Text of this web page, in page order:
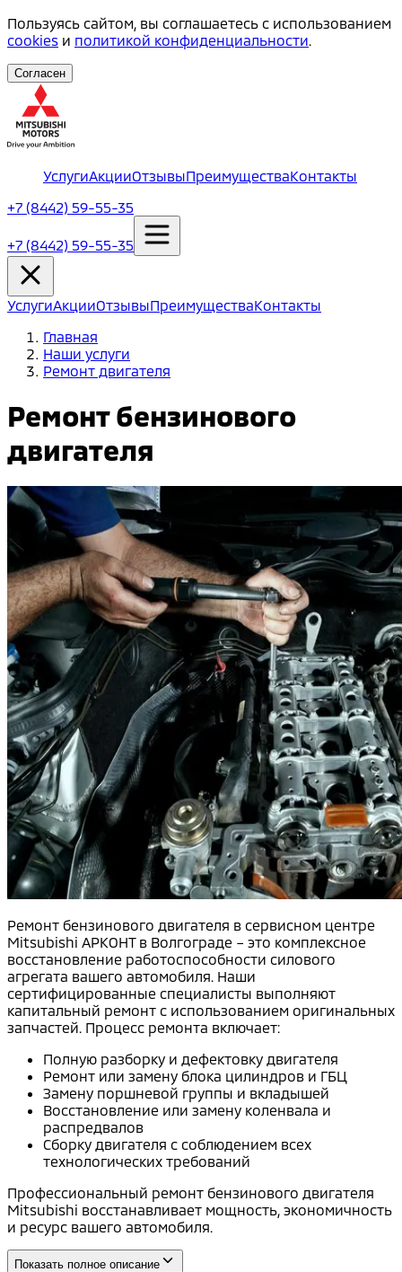
Пользуясь сайтом, вы соглашаетесь с использованием
cookies и политикой конфиденциальности.
Согласен
УслугиАкцииОтзывыПреимуществаКонтакты
+7 (8442) 59-55-35
+7 (8442) 59-55-35
УслугиАкцииОтзывыПреимуществаКонтакты
Главная
Наши услуги
Ремонт двигателя
Ремонт бензинового
двигателя
Ремонт бензинового двигателя в сервисном центре
Mitsubishi АРКОНТ в Волгограде – это комплексное
восстановление работоспособности силового
агрегата вашего автомобиля. Наши
сертифицированные специалисты выполняют
капитальный ремонт с использованием оригинальных
запчастей. Процесс ремонта включает:
Полную разборку и дефектовку двигателя
Ремонт или замену блока цилиндров и ГБЦ
Замену поршневой группы и вкладышей
Восстановление или замену коленвала и
распредвалов
Сборку двигателя с соблюдением всех
технологических требований
Профессиональный ремонт бензинового двигателя
Mitsubishi восстанавливает мощность, экономичность
и ресурс вашего автомобиля.
Показать полное описание